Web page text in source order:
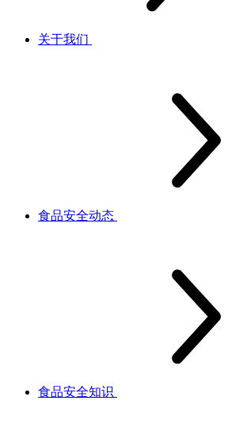
关于我们
食品安全动态
食品安全知识